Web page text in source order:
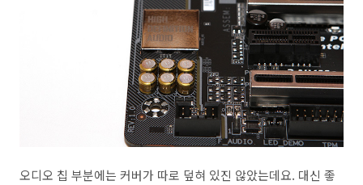
오디오 칩 부분에는 커버가 따로 덮혀 있진 않았는데요. 대신 좋